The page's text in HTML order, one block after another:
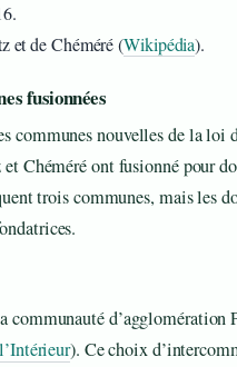
et de Chéméré (Wikipédia).
fusionnées
communes nouvelles de la loi
Chéméré ont fusionné pour
trois communes, mais les
communauté d’agglomération
). Ce choix